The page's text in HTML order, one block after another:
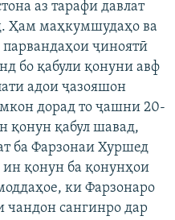
аз тарафи давлат
Ҳам маҳкумшудаҳо ва
ҷиноятӣ
бо қабули қонуни авф
адои ҷазояшон
дорад то ҷашни 20-
қонун қабул шавад,
ба Фарзонаи Хуршед
қонун ба қонунҳои
ки Фарзонаро
чандон сангинро дар